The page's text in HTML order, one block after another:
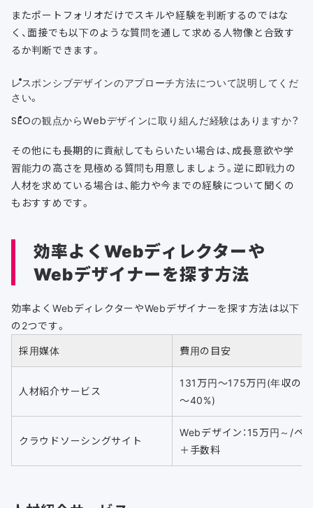
またポートフォリオだけでスキルや経験を判断するのではな
く、面接でも以下のような質問を通して求める人物像と合致す
るか判断できます。
レスポンシブデザインのアプローチ方法について説明してくだ
さい。
SEOの観点からWebデザインに取り組んだ経験はありますか？
その他にも長期的に貢献してもらいたい場合は、成長意欲や学
習能力の高さを見極める質問も用意しましょう。逆に即戦力の
人材を求めている場合は、能力や今までの経験について聞くの
もおすすめです。
効率よくWebディレクターや
Webデザイナーを探す方法
効率よくWebディレクターやWebデザイナーを探す方法は以下
の2つです。
採用媒体
費用の目安
人材紹介サービス
131万円〜175万円(年収の
～40%)
クラウドソーシングサイト
Webデザイン：15万円～/ペ
＋手数料